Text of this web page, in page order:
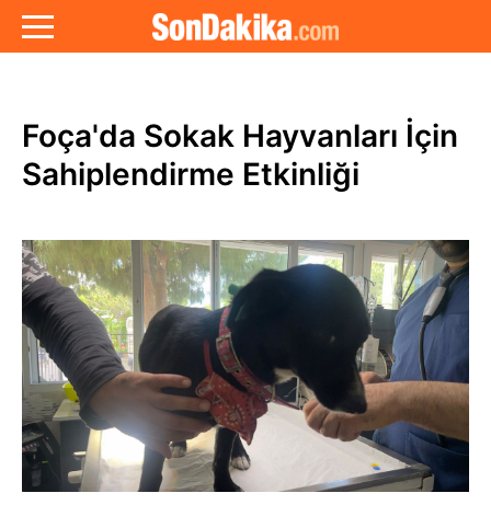
Foça'da Sokak Hayvanları İçin
Sahiplendirme Etkinliği